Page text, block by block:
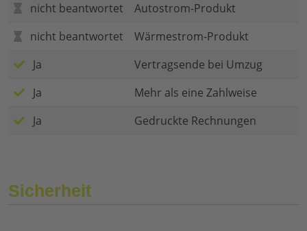
nicht beantwortet
Autostrom-Produkt
nicht beantwortet
Wärmestrom-Produkt
Ja
Vertragsende bei Umzug
Ja
Mehr als eine Zahlweise
Ja
Gedruckte Rechnungen
Sicherheit